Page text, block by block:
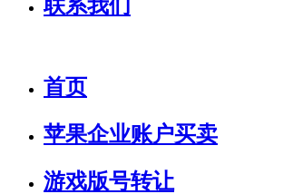
联系我们
首页
苹果企业账户买卖
游戏版号转让